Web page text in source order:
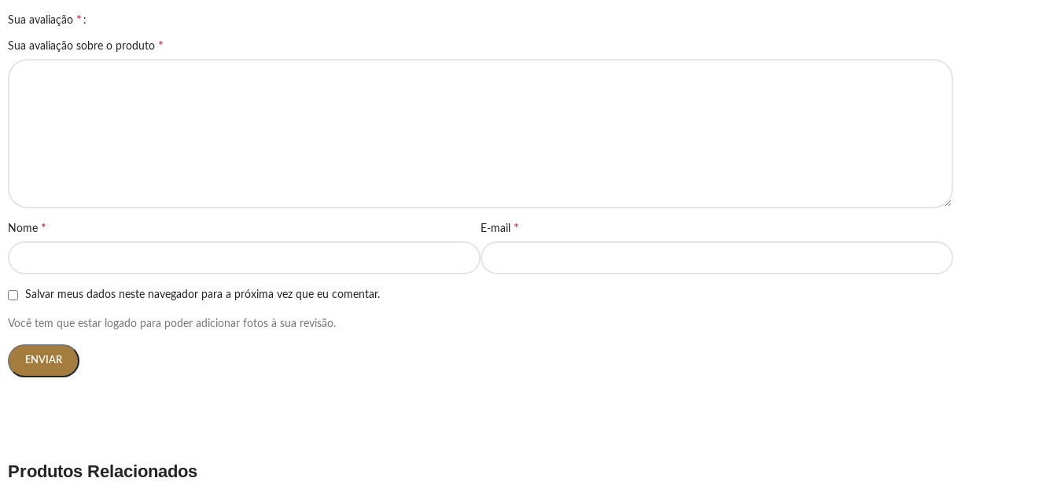
Sua avaliação *
Sua avaliação sobre o produto *
Nome * E-mail *
Salvar meus dados neste navegador para a próxima vez que eu comentar.
Você tem que estar logado para poder adicionar fotos à sua revisão.
Produtos Relacionados